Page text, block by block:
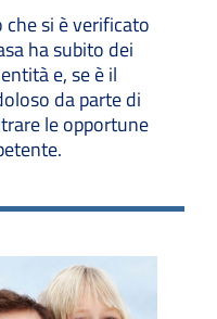
si è verificato
ha subito dei
e, se è il
da parte di
le opportune